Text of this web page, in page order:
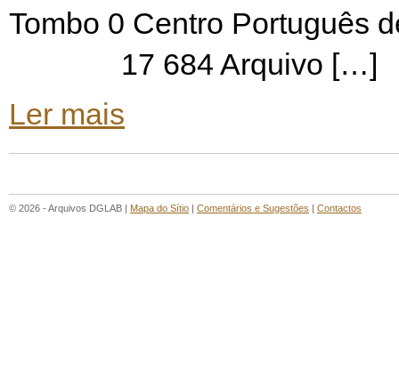
Tombo 0 Centro Português
17 684 Arquivo […]
Ler mais
© 2026 - Arquivos DGLAB | Mapa do Sítio | Comentários e Sugestões | Contactos